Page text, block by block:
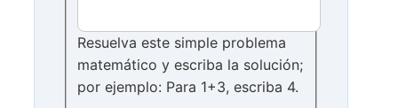
Resuelva este simple problema
matemático y escriba la solución;
por ejemplo: Para 1+3, escriba 4.